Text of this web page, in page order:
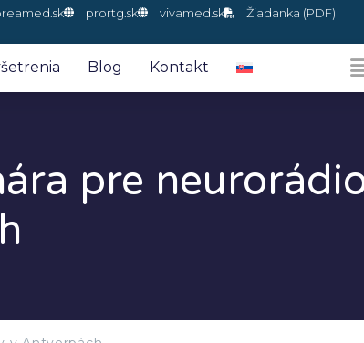
prortg.sk vivamed.sk
Žiadanka (PDF)
Blog Kontakt
pre